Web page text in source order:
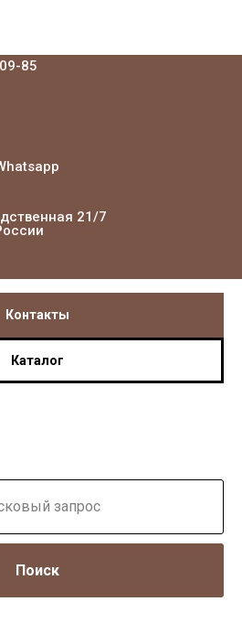
85
21/7
Контакты
Каталог
Поиск